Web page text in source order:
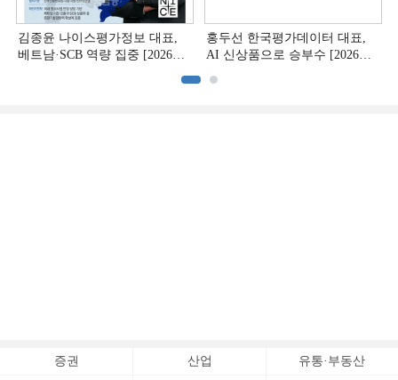
김종윤 나이스평가정보 대표,
베트남·SCB 역량 집중 [2026
홍두선 한국평가데이터 대표,
AI 신상품으로 승부수 [2026
증권 산업 유통·부동산